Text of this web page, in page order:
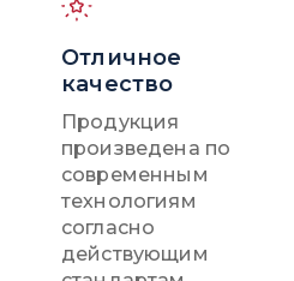
Отличное
качество
Продукция
произведена по
современным
технологиям
согласно
действующим